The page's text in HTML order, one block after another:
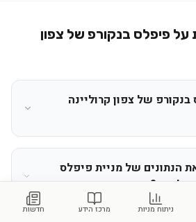
על פיפלס בנקורפ של צפון
של צפון קרוליינה
הנתונים של מניית פיפלס
ניתוח מניות מרכז הידע חדשות